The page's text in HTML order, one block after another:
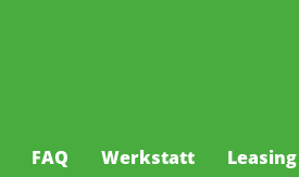
FAQ Werkstatt Leasing